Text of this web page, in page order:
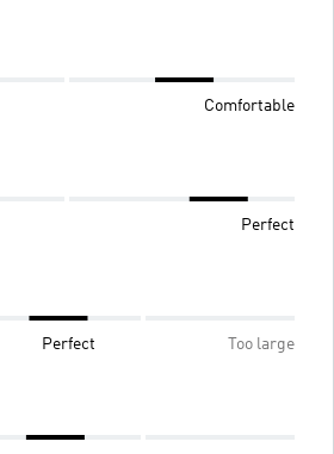
Comfortable
Perfect
Perfect Too large